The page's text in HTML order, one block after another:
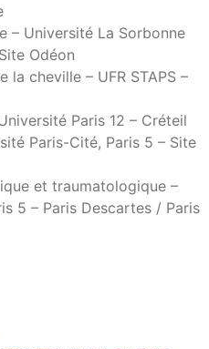
– Université La Sorbonne
Odéon
la cheville – UFR STAPS –
Paris 12 – Créteil
Paris-Cité, Paris 5 – Site
et traumatologique –
5 – Paris Descartes / Paris